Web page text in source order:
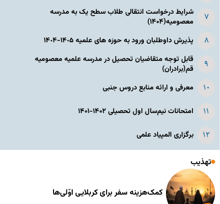
شرایط درخواست انتقالی طلاب سطح یک به مدرسه
معصومیه(۱۴۰۴)
پذیرش داوطلبان ورود به حوزه های علمیه ١۴٠۵-١۴٠۴
قابل توجه متقاضیان تحصیل در مدرسه علمیه معصومیه
قم(برادران)
معرفی و ارائه منابع دروس جنبی
امتحانات نیم‌سال اول تحصیلی ۱۴۰۲-۱۴۰۱
برگزاری المپیاد علمی
تهذیب
کمک‌هزینه سفر برای کربلایی اوّلی‌ها